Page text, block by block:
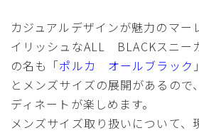
カジュアルデザインが魅力のマー
イリッシュなALL BLACKスニー
の名も「ポルカ オールブラック
とメンズサイズの展開があるので
ディネートが楽しめます。
メンズサイズ取り扱いについて、